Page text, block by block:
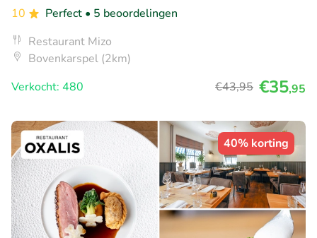
10
Perfect • 5 beoordelingen
Restaurant Mizo
Bovenkarspel (2km)
Verkocht: 480
€43,95 €35,95
40% korting